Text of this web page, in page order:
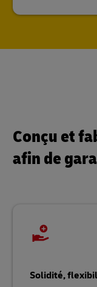
Conçu et
afin de
Solidité,